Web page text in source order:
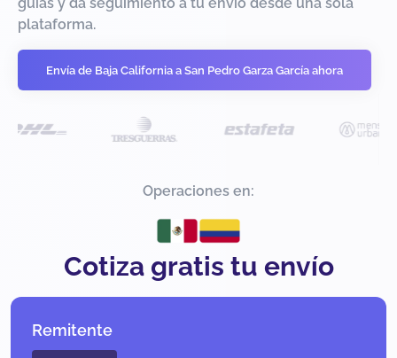
guías y da seguimiento a tu envío desde una sola
plataforma.
Envía de Baja California a San Pedro Garza García ahora
Operaciones en:
Cotiza gratis tu envío
Remitente